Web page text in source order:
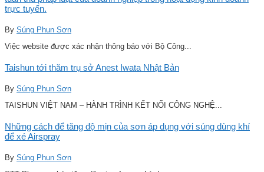
trực tuyến.
By Súng Phun Sơn
Việc website được xác nhận thông báo với Bộ Công...
Taishun tới thăm trụ sở Anest Iwata Nhật Bản
By Súng Phun Sơn
TAISHUN VIỆT NAM – HÀNH TRÌNH KẾT NỐI CÔNG NGHỆ...
Những cách để tăng độ mịn của sơn áp dụng với súng dùng khí
để xé Airspray
By Súng Phun Sơn